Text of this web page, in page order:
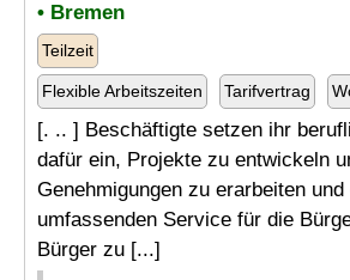
• Bremen
Teilzeit
Flexible Arbeitszeiten Tarifvertrag
[. .. ] Beschäftigte setzen ihr
dafür ein, Projekte zu entwickeln
Genehmigungen zu erarbeiten und
umfassenden Service für die
Bürger zu [...]